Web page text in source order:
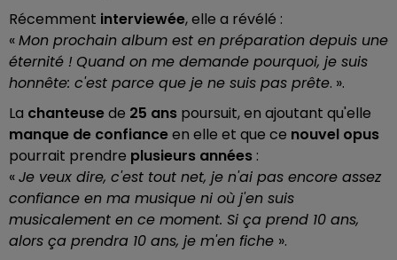
Récemment interviewée, elle a révélé :
«Mon prochain album est en préparation depuis une
éternité ! Quand on me demande pourquoi, je suis
honnête: c'est parce que je ne suis pas prête. ».
La chanteusede 25 ans poursuit, en ajoutant qu'elle
manque de confianceen elle et que ce nouvel opus
pourrait prendre plusieurs années :
«Je veux dire, c'est tout net, je n'ai pas encore assez
confiance en ma musique ni où j'en suis
musicalement en ce moment. Si ça prend 10 ans,
alors ça prendra 10 ans, je m'en fiche ».